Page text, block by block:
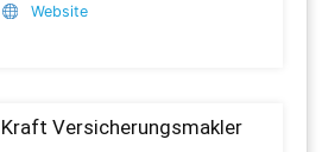
Website
Kraft Versicherungsmakler